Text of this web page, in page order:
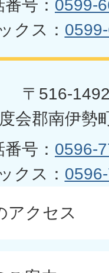
号： 0599-
クス：
〒516-
会郡南伊勢
号： 0596-
クス：
アクセス